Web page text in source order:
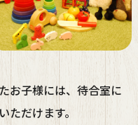
お子様には、待合室に
だけます。